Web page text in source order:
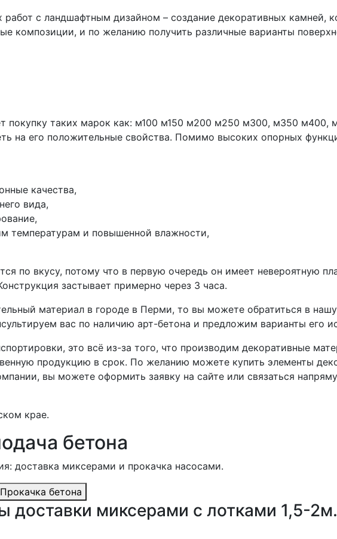
с ландшафтным дизайном – создание декоративных камней,
композиции, и по желанию получить различные варианты
покупку таких марок как: м100 м150 м200 м250 м300, м350 м400,
на его положительные свойства. Помимо высоких опорных
качества,
вида,
температурам и повышенной влажности,
по вкусу, потому что в первую очередь он имеет невероятную
застывает примерно через 3 часа.
материал в городе в Перми, то вы можете обратиться в
вас по наличию арт-бетона и предложим варианты его
это всё из-за того, что производим декоративные
продукцию в срок. По желанию можете купить элементы
вы можете оформить заявку на сайте или связаться
крае.
бетона
доставка миксерами и прокачка насосами.
Прокачка бетона
доставки миксерами с лотками 1,5-2м.